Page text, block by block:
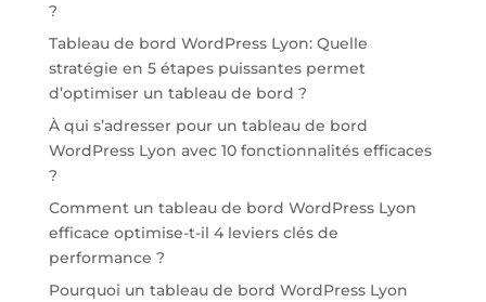
?
Tableau de bord WordPress Lyon: Quelle
stratégie en 5 étapes puissantes permet
d’optimiser un tableau de bord ?
À qui s’adresser pour un tableau de bord
WordPress Lyon avec 10 fonctionnalités efficaces
?
Comment un tableau de bord WordPress Lyon
efficace optimise-t-il 4 leviers clés de
performance ?
Pourquoi un tableau de bord WordPress Lyon